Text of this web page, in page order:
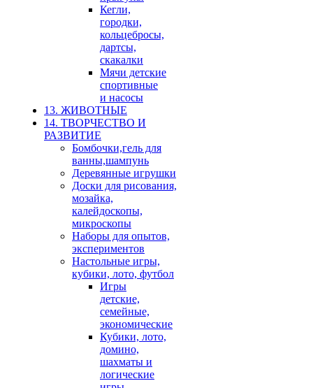
Кегли,
городки,
кольцебросы,
дартсы,
скакалки
Мячи детские
спортивные
и насосы
13. ЖИВОТНЫЕ
14. ТВОРЧЕСТВО И
РАЗВИТИЕ
Бомбочки,гель для
ванны,шампунь
Деревянные игрушки
Доски для рисования,
мозайка,
калейдоскопы,
микроскопы
Наборы для опытов,
экспериментов
Настольные игры,
кубики, лото, футбол
Игры
детские,
семейные,
экономические
Кубики, лото,
домино,
шахматы и
логические